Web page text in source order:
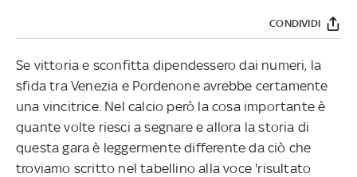
CONDIVIDI
Se vittoria e sconfitta dipendessero dai numeri, la
sfida tra Venezia e Pordenone avrebbe certamente
una vincitrice. Nel calcio però la cosa importante è
quante volte riesci a segnare e allora la storia di
questa gara è leggermente differente da ciò che
troviamo scritto nel tabellino alla voce 'risultato